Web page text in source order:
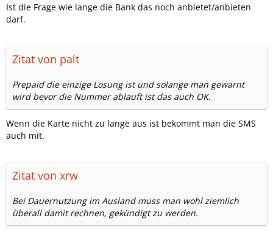
Ist die Frage wie lange die Bank das noch anbietet/anbieten
darf.
Zitat von palt
Prepaid die einzige Lösung ist und solange man gewarnt
wird bevor die Nummer abläuft ist das auch OK.
Wenn die Karte nicht zu lange aus ist bekommt man die SMS
auch mit.
Zitat von xrw
Bei Dauernutzung im Ausland muss man wohl ziemlich
überall damit rechnen, gekündigt zu werden.